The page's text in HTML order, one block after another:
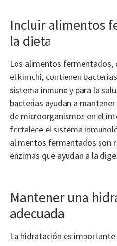
Incluir alimentos
la dieta
Los alimentos fermentados,
el kimchi, contienen
sistema inmune y para la
bacterias ayudan a
de microorganismos en el
fortalece el sistema
alimentos fermentados son
enzimas que ayudan a la
Mantener una
adecuada
La hidratación es